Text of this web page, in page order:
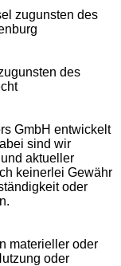
zugunsten des
des
GmbH entwickelt
sind wir
aktueller
keinerlei Gewähr
oder
materieller oder
oder